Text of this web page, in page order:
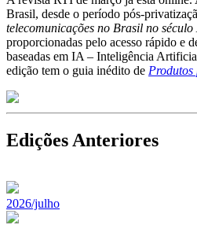
Brasil, desde o período pós-
telecomunicações no Brasil no século
proporcionadas pelo acesso rápido e
baseadas em IA – Inteligência
edição tem o guia inédito de Produtos
Edições Anteriores
2026/julho